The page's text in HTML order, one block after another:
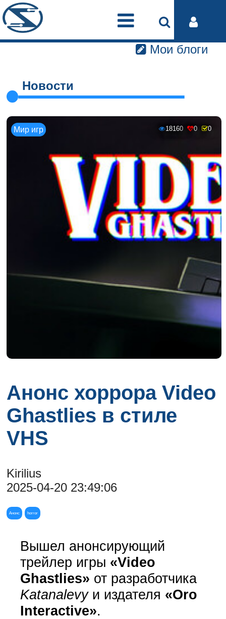
Мои блоги
Новости
Мир игр 18160 0 0
Анонс хоррора Video
Ghastlies в стиле
VHS
Kirilius
2025-04-20 23:49:06
Анонс horror
Вышел анонсирующий
трейлер игры «Video
Ghastlies» от разработчика
Katanalevyи издателя «Oro
Interactive».